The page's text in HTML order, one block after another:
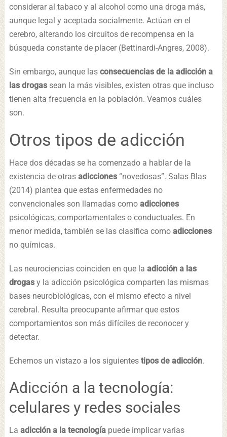
considerar al tabaco y al alcohol como una droga más,
aunque legal y aceptada socialmente. Actúan en el
cerebro, alterando los circuitos de recompensa en la
búsqueda constante de placer (Bettinardi-Angres, 2008).
Sin embargo, aunque las consecuencias de la adicción a
las drogassean la más visibles, existen otras que incluso
tienen alta frecuencia en la población. Veamos cuáles
son.
Otros tipos de adicción
Hace dos décadas se ha comenzado a hablar de la
existencia de otras adicciones “novedosas”. Salas Blas
(2014) plantea que estas enfermedades no
convencionales son llamadas como adicciones
psicológicas, comportamentales o conductuales. En
menor medida, también se las clasifica como adicciones
no químicas.
Las neurociencias coinciden en que la adicción a las
drogasy la adicción psicológica comparten las mismas
bases neurobiológicas, con el mismo efecto a nivel
cerebral. Resulta preocupante afirmar que estos
comportamientos son más difíciles de reconocer y
detectar.
Echemos un vistazo a los siguientes tipos de adicción.
Adicción a la tecnología:
celulares y redes sociales
La adicción a la tecnologíapuede implicar varias